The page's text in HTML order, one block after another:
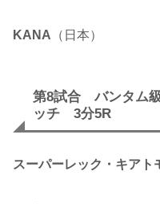
KANA （日本）
第8試合 バンタム
ッチ 3分5R
スーパーレック・キアト